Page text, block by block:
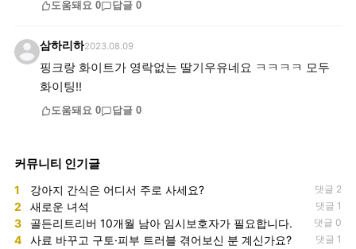
도움돼요 0 답글 0
삼하리하2023.08.09
핑크랑 화이트가 영락없는 딸기우유네요 ㅋㅋㅋㅋ 모두
화이팅!!
도움돼요 0 답글 0
커뮤니티 인기글
1 강아지 간식은 어디서 주로 사세요? 댓글 2
2 새로운 녀석 댓글 1
3 골든리트리버 10개월 남아 임시보호자가 필요합니다. 댓글 0
4 사료 바꾸고 구토·피부 트러블 겪어보신 분 계신가요? 댓글 1